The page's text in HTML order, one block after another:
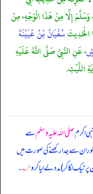
إِلَّا مِنْ هَذَا الْوَجْهِ، مِنْ
سُفْيَانُ بْنُ عُيَيْنَةَ
، عَنِ النَّبِيِّ صَلَّى اللَّهُ عَلَيْهِ
اللَّيْثِ.
اکرمصلی اللہ علیہ وسلمسے
ران سے جدا رکھنے کی صورت میں
لگا کر) مدد لے لیا کرو۱؎ ۔